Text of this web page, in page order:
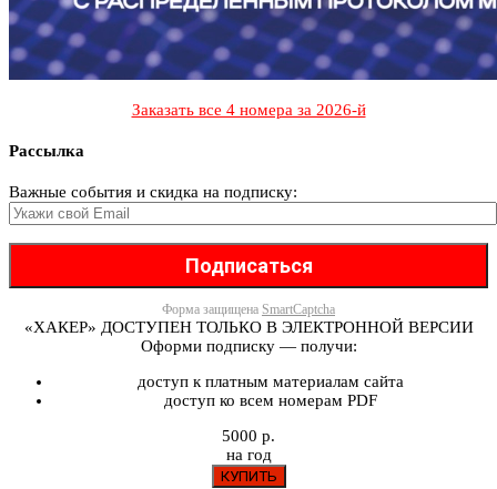
Заказать все 4 номера за 2026-й
Рассылка
Важные события и скидка на подписку:
Форма защищена SmartCaptcha
«ХАКЕР» ДОСТУПЕН ТОЛЬКО В ЭЛЕКТРОННОЙ ВЕРСИИ
Оформи подписку — получи:
доступ к платным материалам сайта
доступ ко всем номерам PDF
5000 р.
на год